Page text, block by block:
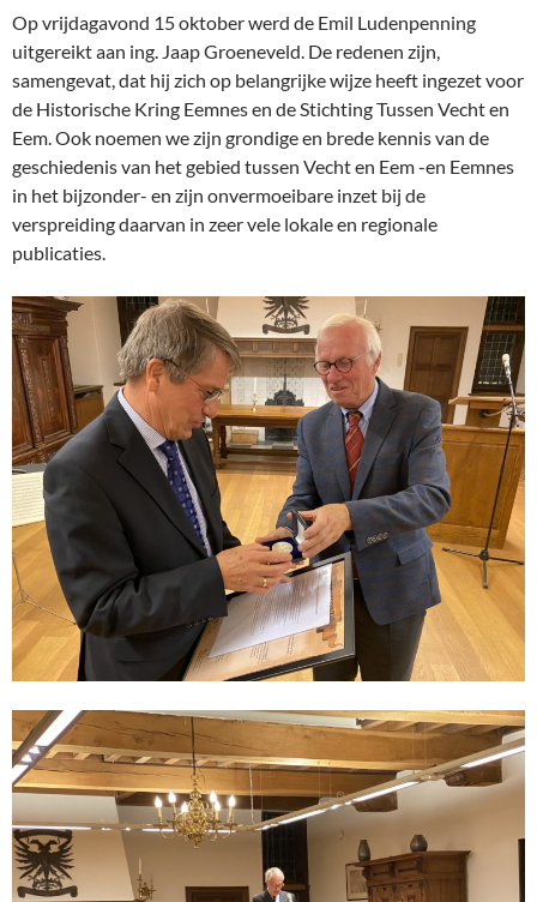
Op vrijdagavond 15 oktober werd de Emil Ludenpenning
uitgereikt aan ing. Jaap Groeneveld. De redenen zijn,
samengevat, dat hij zich op belangrijke wijze heeft ingezet voor
de Historische Kring Eemnes en de Stichting Tussen Vecht en
Eem. Ook noemen we zijn grondige en brede kennis van de
geschiedenis van het gebied tussen Vecht en Eem -en Eemnes
in het bijzonder- en zijn onvermoeibare inzet bij de
verspreiding daarvan in zeer vele lokale en regionale
publicaties.